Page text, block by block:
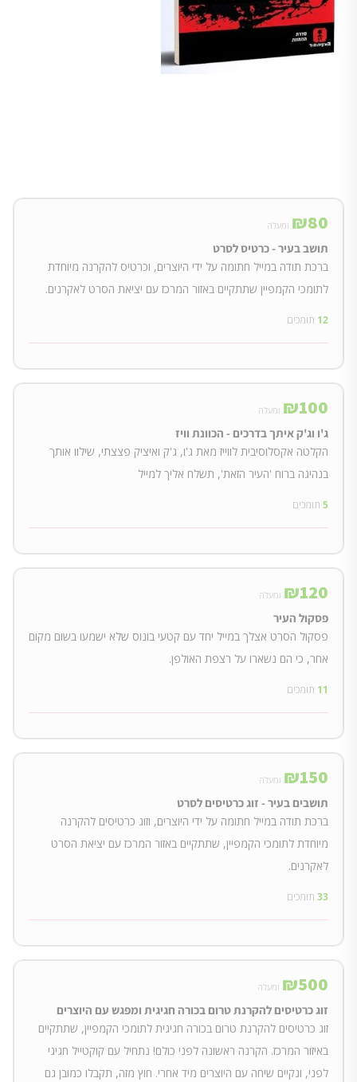
₪80 ומעלה
תושב בעיר - כרטיס לסרט
ברכת תודה במייל חתומה על ידי היוצרים, וכרטיס להקרנה מיוחדת
לתומכי הקמפיין שתתקיים באזור המרכז עם יציאת הסרט לאקרנים.
12 תומכים
₪100 ומעלה
ג'ו וג'ק איתך בדרכים - הכוונת וויז
הקלטה אקסלוסיבית לווייז מאת ג'ו, ג'ק ואיציק פצצתי, שילוו אותך
בנהיגה ברוח 'העיר הזאת', תשלח אליך למייל
5 תומכים
₪120 ומעלה
פסקול העיר
פסקול הסרט אצלך במייל יחד עם קטעי בונוס שלא ישמעו בשום מקום
אחר, כי הם נשארו על רצפת האולפן.
11 תומכים
₪150 ומעלה
תושבים בעיר - זוג כרטיסים לסרט
ברכת תודה במייל חתומה על ידי היוצרים, וזוג כרטיסים להקרנה
מיוחדת לתומכי הקמפיין, שתתקיים באזור המרכז עם יציאת הסרט
לאקרנים.
33 תומכים
₪500 ומעלה
זוג כרטיסים להקרנת טרום בכורה חגיגית ומפגש עם היוצרים
זוג כרטיסים להקרנת טרום בכורה חגיגית לתומכי הקמפיין, שתתקיים
באיזור המרכז. הקרנה ראשונה לפני כולם! נתחיל עם קוקטייל חגיגי
לפני, ונקיים שיחה עם היוצרים מיד אחרי. חוץ מזה, תקבלו כמובן גם